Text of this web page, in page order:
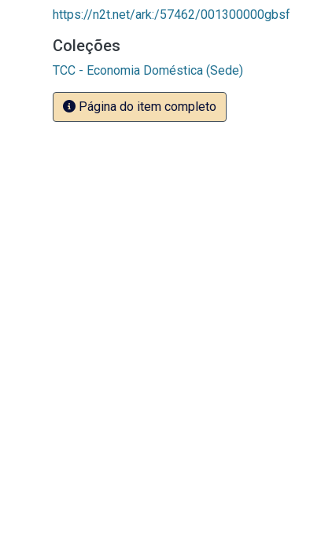
https://n2t.net/ark:/57462/001300000gbsf
Coleções
TCC - Economia Doméstica (Sede)
Página do item completo